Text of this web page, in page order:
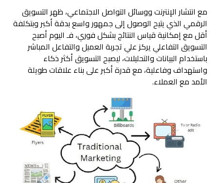
مع انتشار الإنترنت ووسائل التواصل الاجتماعي، ظهر التسويق
الرقمي الذي يتيح الوصول إلى جمهور واسع بدقة أكبر وبتكلفة
أقل مع إمكانية قياس النتائج بشكل فوري، فـ اليوم أصبح
التسويق التفاعلي يركز علي تجربة العميل والتفاعل المباشر
باستخدام البيانات والتحليلات، ليصبح التسويق أكثر ذكاء
واستهداف وفاعلية، مع قدرة أكبر على بناء علاقات طويلة
الأمد مع العملاء.